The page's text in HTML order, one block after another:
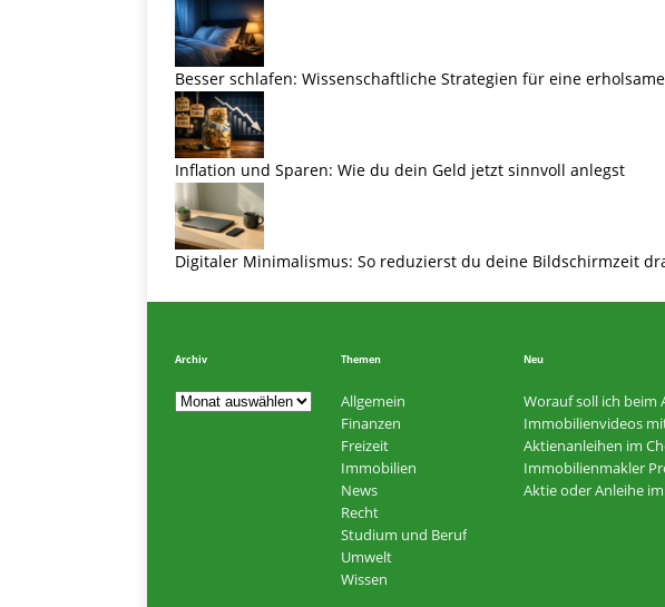
Besser schlafen: Wissenschaftliche Strategien für eine
Inflation und Sparen: Wie du dein Geld jetzt sinnvoll anlegst
Digitaler Minimalismus: So reduzierst du deine Bildschirmzeit
Archiv Themen
Allgemein
Finanzen
Freizeit
Immobilien
News
Recht
Studium und Beruf
Umwelt
Wissen
Neu
Worauf soll ich beim
Immobilienvideos
Aktienanleihen im
Immobilienmakler
Aktie oder Anleihe